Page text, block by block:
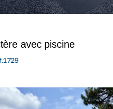
avec piscine